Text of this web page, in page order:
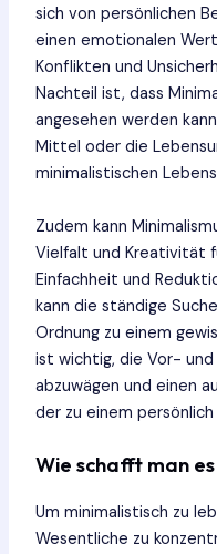
sich von persönlichen
einen emotionalen
Konflikten und
Nachteil ist, dass
angesehen werden
Mittel oder die
minimalistischen
Zudem kann
Vielfalt und Kreativität
Einfachheit und
kann die ständige
Ordnung zu einem
ist wichtig, die Vor- und
abzuwägen und einen
der zu einem
Wie schafft man
Um minimalistisch zu
Wesentliche zu